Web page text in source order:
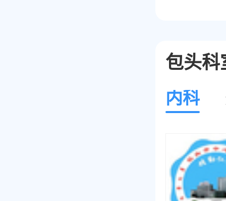
包头科
内科